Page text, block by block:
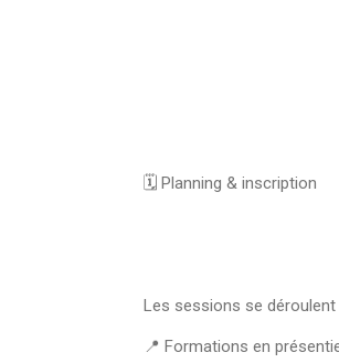
🗓️ Planning & inscription
Les sessions se déroulent
📍 Formations en